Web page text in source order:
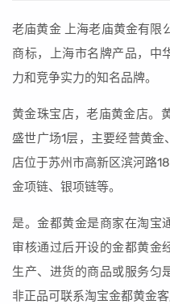
老庙黄金 上海老庙黄金有限
商标，上海市名牌产品，中
力和竞争实力的知名品牌。
黄金珠宝店，老庙黄金店。
盛世广场1层，主要经营黄
店位于苏州市高新区滨河路
金项链、银项链等。
是。金都黄金是商家在淘宝
审核通过后开设的金都黄金
生产、进货的商品或服务匀
非正品可联系淘宝金都黄金